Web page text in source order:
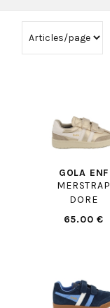
GOLA ENF
MERSTRAP
DORE
65.00 €